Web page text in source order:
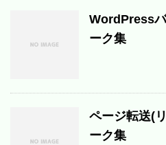
WordPress
ーク集
ページ転送(
ーク集